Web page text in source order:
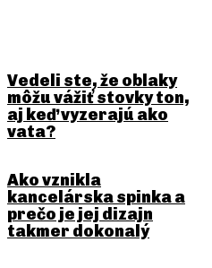
Vedeli ste, že oblaky
môžu vážiť stovky ton,
aj keď vyzerajú ako
vata?
Ako vznikla
kancelárska spinka a
prečo je jej dizajn
takmer dokonalý